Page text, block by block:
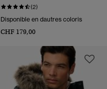
(2)
Disponible en dautres coloris
CHF 179,00